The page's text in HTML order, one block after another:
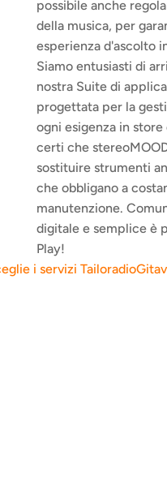
possibile anche
della musica, per
esperienza d'ascolto
Siamo entusiasti di
nostra Suite di
progettata per la
ogni esigenza in
certi che
sostituire strumenti
che obbligano a
manutenzione.
digitale e semplice è
Play!
i servizi Tailoradio